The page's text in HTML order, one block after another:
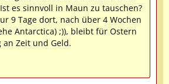
es sinnvoll in Maun zu tauschen?
9 Tage dort, nach über 4 Wochen
Antarctica) ;)), bleibt für Ostern
Zeit und Geld.